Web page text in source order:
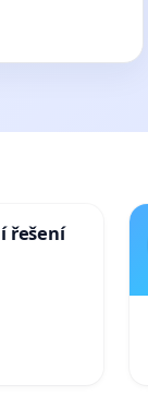
řešení